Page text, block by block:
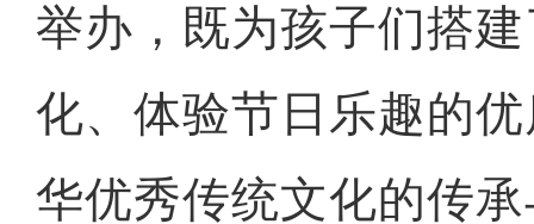
举办，既为孩子们搭
化、体验节日乐趣的
华优秀传统文化的传